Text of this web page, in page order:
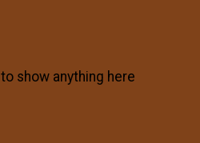
to show anything here